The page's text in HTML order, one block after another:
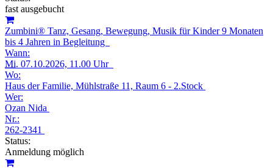
fast ausgebucht
Zumbini® Tanz, Gesang, Bewegung, Musik für Kinder 9 Monaten
bis 4 Jahren in Begleitung
Wann:
Mi. 07.10.2026, 11.00 Uhr
Wo:
Haus der Familie, Mühlstraße 11, Raum 6 - 2.Stock
Wer:
Ozan Nida
Nr.:
262-2341
Status:
Anmeldung möglich